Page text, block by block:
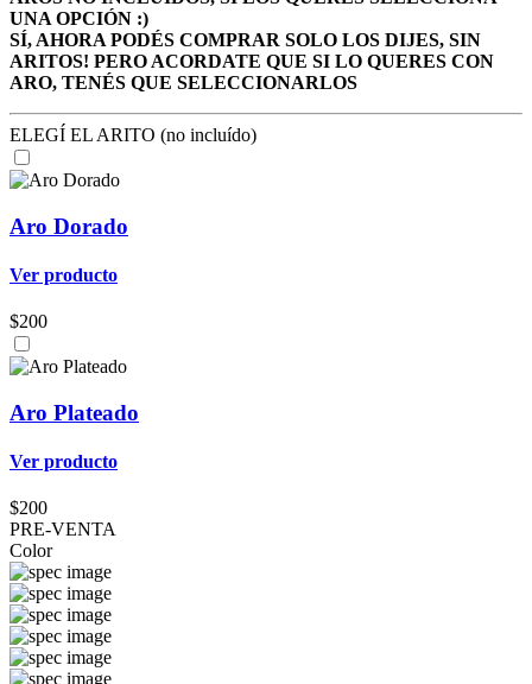
UNA OPCIÓN :)
SÍ, AHORA PODÉS COMPRAR SOLO LOS DIJES, SIN
ARITOS! PERO ACORDATE QUE SI LO QUERES CON
ARO, TENÉS QUE SELECCIONARLOS
ELEGÍ EL ARITO (no incluído)
Aro Dorado
Ver producto
$200
Aro Plateado
Ver producto
$200
PRE-VENTA
Color